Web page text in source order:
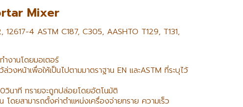
Mixer
4 ASTM C187, C305, AASHTO T129, T131,
ำงานโดยมอเตอร์
วงหน้าเพื่อให้เป็นไปตามมาตราฐาน EN และASTM ที่ระบุไว้
วินาที ทรายจะถูกปล่อยโดยอัตโนมัติ
โดยสามารถตั้งค่าตำแหน่งเครื่องจ่ายทราย ความเร็ว